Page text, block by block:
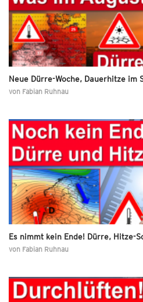
Neue Dürre-Woche, Dauerhitze im
von Fabian Ruhnau
Es nimmt kein Ende! Dürre, Hitze-
von Fabian Ruhnau